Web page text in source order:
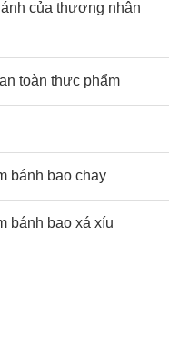
của thương nhân
toàn thực phẩm
bánh bao chay
bánh bao xá xíu